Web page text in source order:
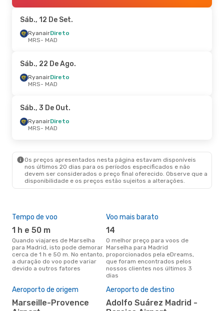
MAD- MRS
Sex., 9 De Out.
Ryanair Direto
MAD- MRS
RyanairDireto
MRS- MAD
RyanairDireto
MAD - MRS
Sáb., 24 De Out.- Seg., 26 De Out.
RenfeDireto
MRS- MAD
RyanairDireto
MAD- MRS
Sáb., 12 De Set.
RyanairDireto
MRS- MAD
Sáb., 22 De Ago.
RyanairDireto
MRS- MAD
Sáb., 3 De Out.
RyanairDireto
MRS- MAD
Os preços apresentados nesta página estavam disponíveis
nos últimos 20 dias para os períodos especificados e não
devem ser considerados o preço final oferecido. Observe que a
disponibilidade e os preços estão sujeitos a alterações.
Tempo de voo
1 h e 50 m
Quando viajares de Marselha
para Madrid, isto pode demorar
cerca de 1 h e 50 m. No entanto,
a duração do voo pode variar
devido a outros fatores
Voo mais barato
14
O melhor preço para voos de
Marselha para Madrid
proporcionados pela eDreams,
que foram encontrados pelos
nossos clientes nos últimos 3
dias
Aeroporto de origem
Marseille-Provence
Aeroporto de destino
Adolfo Suárez Madrid -